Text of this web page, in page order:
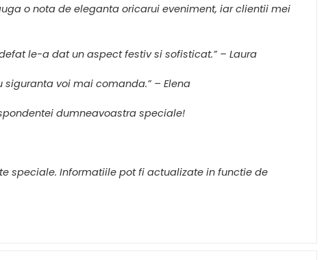
o nota de eleganta oricarui eveniment, iar clientii mei
le-a dat un aspect festiv si sofisticat.” – Laura
voi mai comanda.” – Elena
dumneavoastra speciale!
speciale. Informatiile pot fi actualizate in functie de